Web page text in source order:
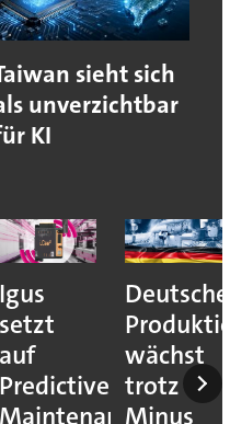
sieht sich
unverzichtbar
KI
Igus
setzt
auf
Predictive
Maintenance
Deutsche
wächst
trotz
Minus